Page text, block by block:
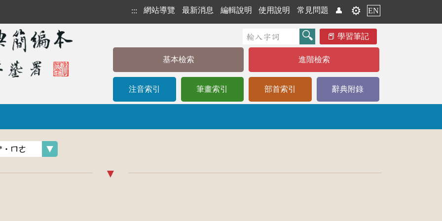
::: 網站導覽 最新消息 編輯說明 使用說明 常見問題 👤 ⚙️ EN
學習筆記
基本檢索 進階檢索
注音索引 筆畫索引 部首索引 辭典附錄